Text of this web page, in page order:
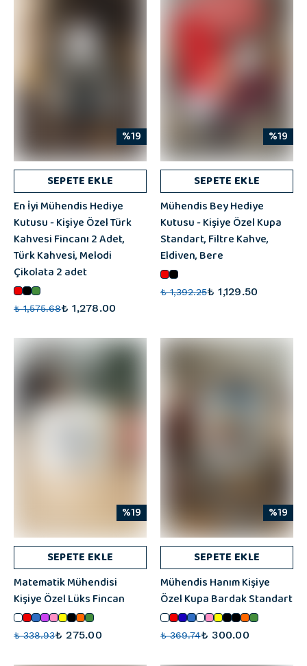
%19
SEPETE EKLE
En İyi Mühendis Hediye
Kutusu - Kişiye Özel Türk
Kahvesi Fincanı 2 Adet,
Türk Kahvesi, Melodi
Çikolata 2 adet
₺ 1,575.68₺ 1,278.00
%19
SEPETE EKLE
Mühendis Bey Hediye
Kutusu - Kişiye Özel Kupa
Standart, Filtre Kahve,
Eldiven, Bere
₺ 1,392.25₺ 1,129.50
%19
SEPETE EKLE
Matematik Mühendisi
Kişiye Özel Lüks Fincan
₺ 338.93₺ 275.00
%19
SEPETE EKLE
Mühendis Hanım Kişiye
Özel Kupa Bardak Standart
₺ 369.74₺ 300.00